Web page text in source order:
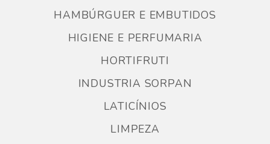
HAMBÚRGUER E EMBUTIDOS
HIGIENE E PERFUMARIA
HORTIFRUTI
INDUSTRIA SORPAN
LATICÍNIOS
LIMPEZA